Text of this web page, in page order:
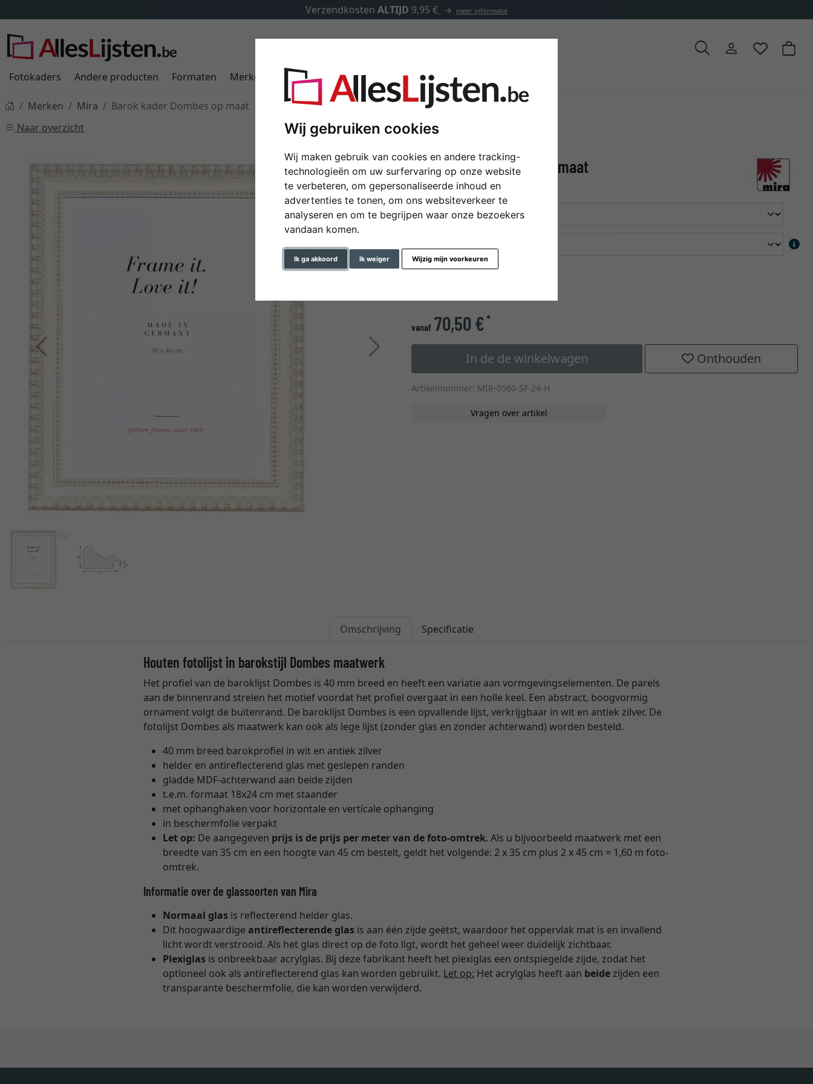
Wij gebruiken cookies
Wij maken gebruik van cookies en andere tracking-
technologieën om uw surfervaring op onze website
te verbeteren, om gepersonaliseerde inhoud en
advertenties te tonen, om ons websiteverkeer te
analyseren en om te begrijpen waar onze bezoekers
vandaan komen.
Ik ga akkoord Ik weiger Wijzig mijn voorkeuren
Verzendkosten ALTIJD 9,95 € meer informatie
Fotokaders Andere producten Formaten Merken Kaders op maat Passe-partouts Toebehoren
Merken Mira
Barok kader Dombes op maat
Naar overzicht
Terug Verder
Barok kader Dombes op maat
kleur
vanaf 70,50 €*
In de de winkelwagen Onthouden
Artikelnummer: MIR-0560-SF-24-H
Vragen over artikel
Omschrijving Specificatie
Houten fotolijst in barokstijl Dombes maatwerk
Het profiel van de baroklijst Dombes is 40 mm breed en heeft een variatie aan vormgevingselementen. De parels
aan de binnenrand strelen het motief voordat het profiel overgaat in een holle keel. Een abstract, boogvormig
ornament volgt de buitenrand. De baroklijst Dombes is een opvallende lijst, verkrijgbaar in wit en antiek zilver. De
fotolijst Dombes als maatwerk kan ook als lege lijst (zonder glas en zonder achterwand) worden besteld.
40 mm breed barokprofiel in wit en antiek zilver
helder en antireflecterend glas met geslepen randen
gladde MDF-achterwand aan beide zijden
t.e.m. formaat 18x24 cm met staander
met ophanghaken voor horizontale en verticale ophanging
in beschermfolie verpakt
Let op: De aangegeven prijs is de prijs per meter van de foto-omtrek. Als u bijvoorbeeld maatwerk met een
breedte van 35 cm en een hoogte van 45 cm bestelt, geldt het volgende: 2 x 35 cm plus 2 x 45 cm = 1,60 m foto-
omtrek.
Informatie over de glassoorten van Mira
Normaal glas is reflecterend helder glas.
Dit hoogwaardige antireflecterende glas is aan één zijde geëtst, waardoor het oppervlak mat is en invallend
licht wordt verstrooid. Als het glas direct op de foto ligt, wordt het geheel weer duidelijk zichtbaar.
Plexiglas is onbreekbaar acrylglas. Bij deze fabrikant heeft het plexiglas een ontspiegelde zijde, zodat het
optioneel ook als antireflecterend glas kan worden gebruikt. Let op: Het acrylglas heeft aan beidezijden een
transparante beschermfolie, die kan worden verwijderd.